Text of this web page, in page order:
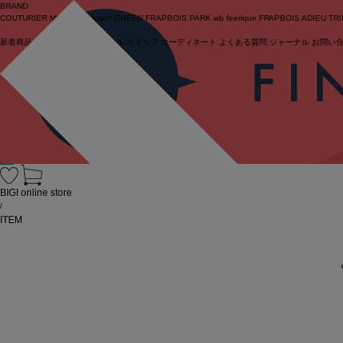
BRAND
COUTURIER MOGA Collection GREEN FRAPBOIS PARK wb feerique FRAPBOIS ADIEU
新着商品 (ライブ) セール スタッフ コーディネート よくある質問 ジャーナル お問い
BIGI online store
/
ITEM